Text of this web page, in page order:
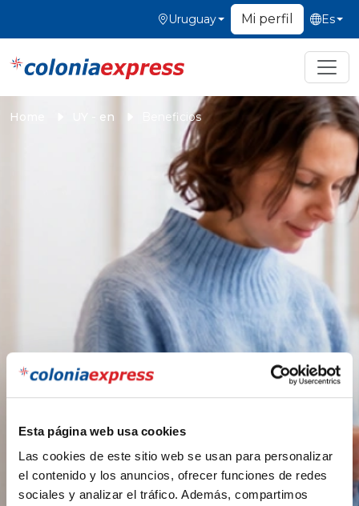
Esta página web usa cookies
Las cookies de este sitio web se usan para personalizar
el contenido y los anuncios, ofrecer funciones de redes
sociales y analizar el tráfico. Además, compartimos
Uruguay Mi perfil Es
Home UY - en Beneficios
Beneficios